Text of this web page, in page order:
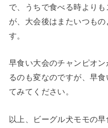
で、うちで食べる時より
が、大会後はまたいつも
す。
早食い大会のチャンピオ
るのも変なのですが、早
てみてください。
以上、ビーグル犬モモの